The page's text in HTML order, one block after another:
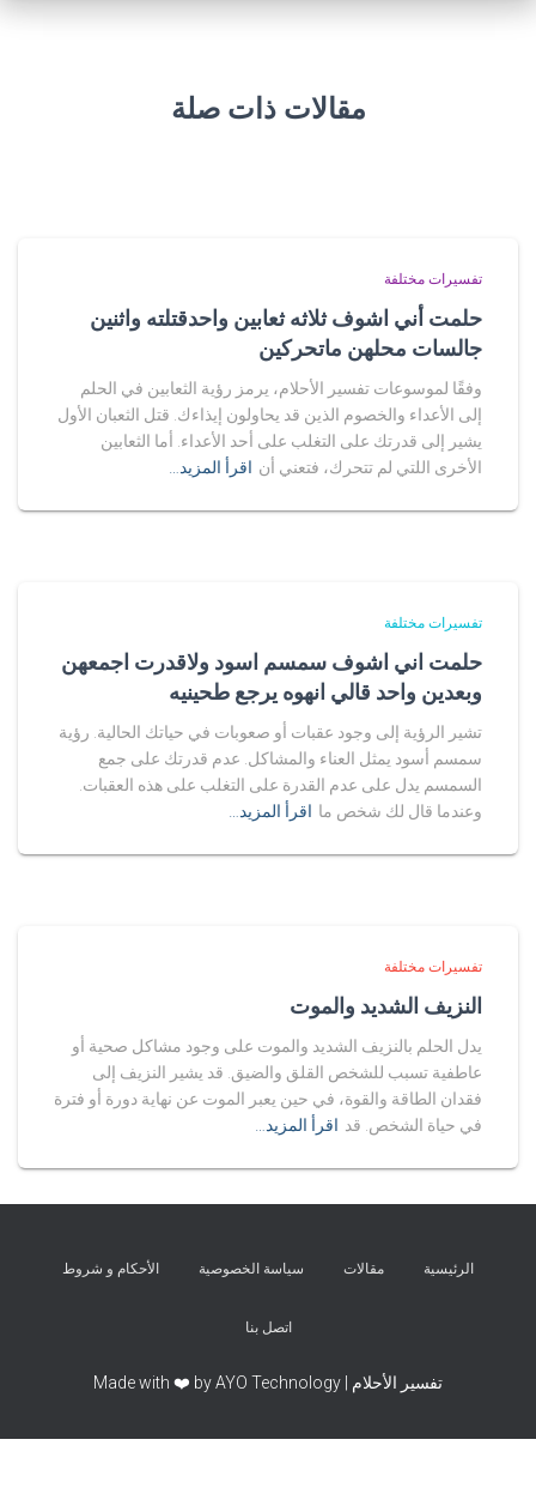
مقالات ذات صلة
تفسيرات مختلفة
حلمت أني اشوف ثلاثه ثعابين واحدقتلته واثنين
جالسات محلهن ماتحركين
وفقًا لموسوعات تفسير الأحلام، يرمز رؤية الثعابين في الحلم
إلى الأعداء والخصوم الذين قد يحاولون إيذاءك. قتل الثعبان الأول
يشير إلى قدرتك على التغلب على أحد الأعداء. أما الثعابين
الأخرى اللتي لم تتحرك، فتعني أن اقرأ المزيد…
تفسيرات مختلفة
حلمت اني اشوف سمسم اسود ولاقدرت اجمعهن
وبعدين واحد قالي انهوه يرجع طحينيه
تشير الرؤية إلى وجود عقبات أو صعوبات في حياتك الحالية. رؤية
سمسم أسود يمثل العناء والمشاكل. عدم قدرتك على جمع
السمسم يدل على عدم القدرة على التغلب على هذه العقبات.
وعندما قال لك شخص ما اقرأ المزيد…
تفسيرات مختلفة
النزيف الشديد والموت
يدل الحلم بالنزيف الشديد والموت على وجود مشاكل صحية أو
عاطفية تسبب للشخص القلق والضيق. قد يشير النزيف إلى
فقدان الطاقة والقوة، في حين يعبر الموت عن نهاية دورة أو فترة
في حياة الشخص. قد اقرأ المزيد…
الرئيسية مقالات سياسة الخصوصية الأحكام و شروط
اتصل بنا
تفسير الأحلام | Made with ❤️ by AYO Technology